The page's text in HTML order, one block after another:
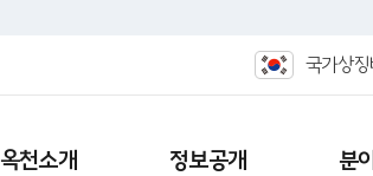
국가상
옥천소개 정보공개 분